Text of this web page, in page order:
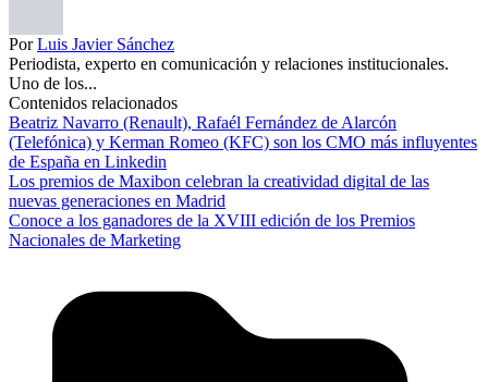
PorLuis Javier Sánchez
Periodista, experto en comunicación y relaciones institucionales.
Uno de los...
Contenidos relacionados
Beatriz Navarro (Renault), Rafaél Fernández de Alarcón
(Telefónica) y Kerman Romeo (KFC) son los CMO más influyentes
de España en Linkedin
Los premios de Maxibon celebran la creatividad digital de las
nuevas generaciones en Madrid
Conoce a los ganadores de la XVIII edición de los Premios
Nacionales de Marketing